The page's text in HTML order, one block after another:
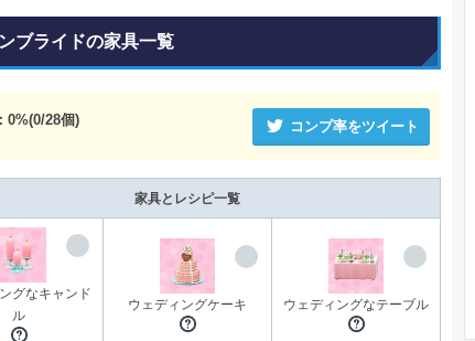
ブライドの家具一覧
0%(0/28個) コンプ率をツイート
家具とレシピ一覧
グなキャンド
ル
ウェディングケーキ ウェディングなテーブル